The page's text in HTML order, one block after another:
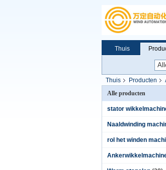
Thuis
Thuis Producten
Alle producten
stator
Naaldwinding
rol het winden